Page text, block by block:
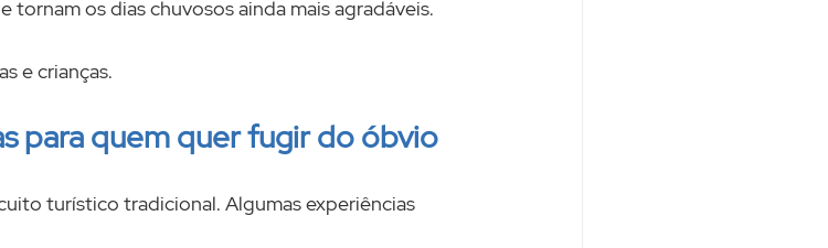
os dias chuvosos ainda mais agradáveis.
e crianças.
para quem quer fugir do óbvio
turístico tradicional. Algumas experiências